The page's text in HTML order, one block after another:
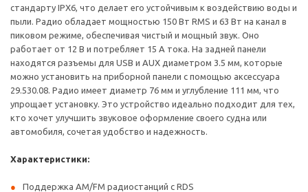
стандарту IPX6, что делает его устойчивым к воздействию воды и
пыли. Радио обладает мощностью 150 Вт RMS и 63 Вт на канал в
пиковом режиме, обеспечивая чистый и мощный звук. Оно
работает от 12 В и потребляет 15 А тока. На задней панели
находятся разъемы для USB и AUX диаметром 3.5 мм, которые
можно установить на приборной панели с помощью аксессуара
29.530.08. Радио имеет диаметр 76 мм и углубление 111 мм, что
упрощает установку. Это устройство идеально подходит для тех,
кто хочет улучшить звуковое оформление своего судна или
автомобиля, сочетая удобство и надежность.
Характеристики:
Поддержка AM/FM радиостанций с RDS